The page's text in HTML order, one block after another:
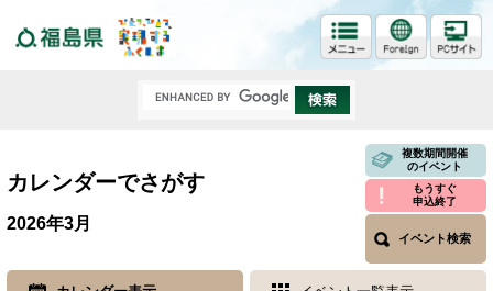
カレンダーでさがす
複数期間開催
のイベント
もうすぐ
申込終了
イベント検索
2026年3月